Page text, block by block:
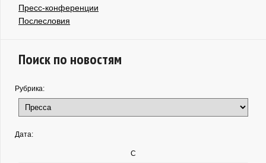
Пресс-конференции
Послесловия
Поиск по новостям
Рубрика:
Дата:
С